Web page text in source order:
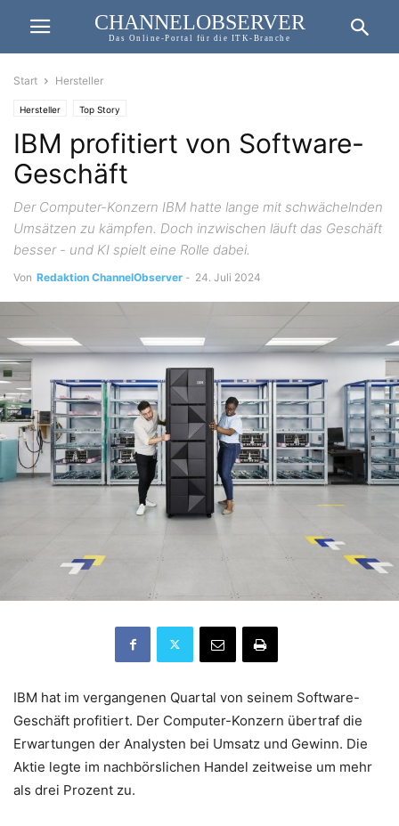
CHANNELOBSERVER
Das Online-Portal für die ITK-Branche
Start Hersteller
Hersteller Top Story
IBM profitiert von Software-
Geschäft
Der Computer-Konzern IBM hatte lange mit schwächelnden
Umsätzen zu kämpfen. Doch inzwischen läuft das Geschäft
besser - und KI spielt eine Rolle dabei.
Von Redaktion ChannelObserver - 24. Juli 2024
IBM hat im vergangenen Quartal von seinem Software-
Geschäft profitiert. Der Computer-Konzern übertraf die
Erwartungen der Analysten bei Umsatz und Gewinn. Die
Aktie legte im nachbörslichen Handel zeitweise um mehr
als drei Prozent zu.